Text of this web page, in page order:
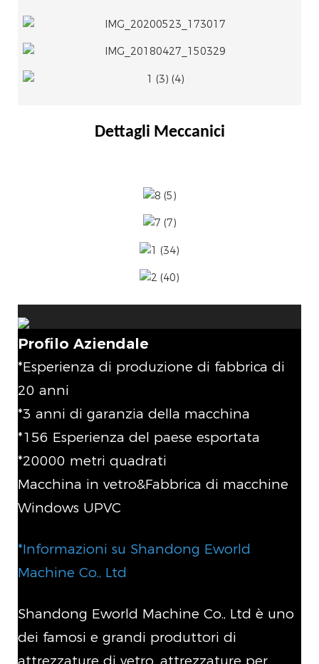
Dettagli Meccanici
Profilo Aziendale
*Esperienza di produzione di fabbrica di
20 anni
*3 anni di garanzia della macchina
*156 Esperienza del paese esportata
*20000 metri quadrati
Macchina in vetro&Fabbrica di macchine
Windows UPVC
*Informazioni su Shandong Eworld
Machine Co., Ltd
Shandong Eworld Machine Co., Ltd è uno
dei famosi e grandi produttori di